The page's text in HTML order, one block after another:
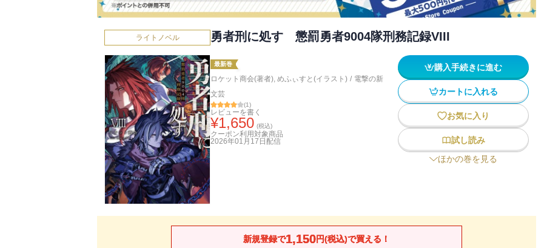
ライトノベル 勇者刑に処す 懲罰勇者9004隊刑務記録VIII
最新巻
ロケット商会(著者), めふぃすと(イラスト) / 電撃の新
文芸
(1)
レビューを書く
¥1,650 (税込)
クーポン利用対象商品
2026年01月17日 配信
購入手続きに進む
カートに入れる
お気に入り
試し読み
ほかの巻を見る
新規登録で1,150円(税込)で買える！